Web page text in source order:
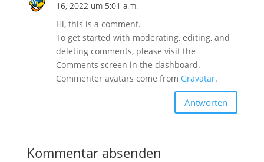
16, 2022 um 5:01 a.m.
Hi, this is a comment.
To get started with moderating, editing, and
deleting comments, please visit the
Comments screen in the dashboard.
Commenter avatars come from Gravatar.
Antworten
Kommentar absenden